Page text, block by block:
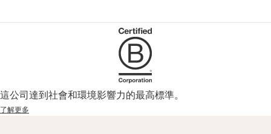
這公司達到社會和環境影響力的最高標準。
了解更多